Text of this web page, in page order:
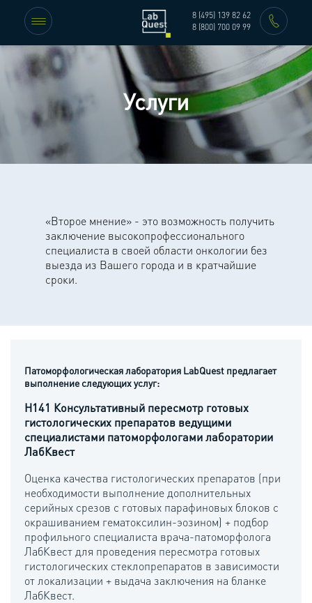
8 (495) 139 82 62
8 (800) 700 09 99
Услуги
«Второе мнение» - это возможность получить
заключение высокопрофессионального
специалиста в своей области онкологии без
выезда из Вашего города и в кратчайшие
сроки.
Патоморфологическая лаборатория LabQuest предлагает
выполнение следующих услуг:
H141 Консультативный пересмотр готовых
гистологических препаратов ведущими
специалистами патоморфологами лаборатории
ЛабКвест
Оценка качества гистологических препаратов (при
необходимости выполнение дополнительных
серийных срезов с готовых парафиновых блоков с
окрашиванием гематоксилин-эозином) + подбор
профильного специалиста врача-патоморфолога
ЛабКвест для проведения пересмотра готовых
гистологических стеклопрепаратов в зависимости
от локализации + выдача заключения на бланке
ЛабКвест.